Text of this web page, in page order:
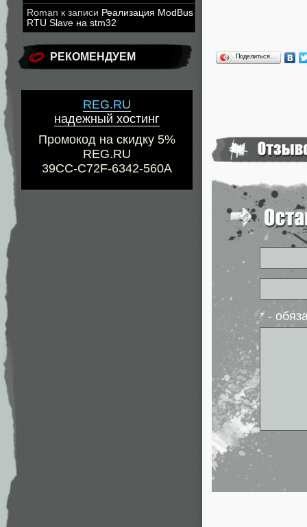
Roman к записи Реализация ModBus
RTU Slave на stm32
РЕКОМЕНДУЕМ
REG.RU
надежный хостинг
Промокод на скидку 5%
REG.RU
39CC-C72F-6342-560A
Поделиться…
* -